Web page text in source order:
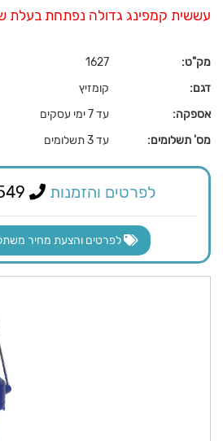
עששית קמפינג גדולה נפתחת בעלת
מק"ט:
1627
דגם:
קומזיץ
אספקה:
עד 7 ימי עסקים
מס' תשלומים:
עד 3 תשלומים
לפרטים והזמנות
לפרטים והצעת מחיר